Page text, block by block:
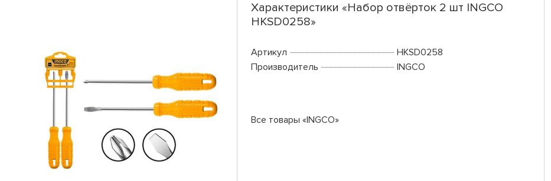
Характеристики «Набор отвëрток 2 шт INGCO
HKSD0258»
Артикул
HKSD0258
Производитель
INGCO
Все товары «INGCO»